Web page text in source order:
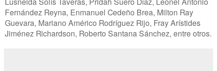
Fernández Reyna, Enmanuel Cedeño Brea, Milton Ray
Guevara, Mariano Américo Rodríguez Rijo, Fray Arístides
Jiménez Richardson, Roberto Santana Sánchez, entre otros.